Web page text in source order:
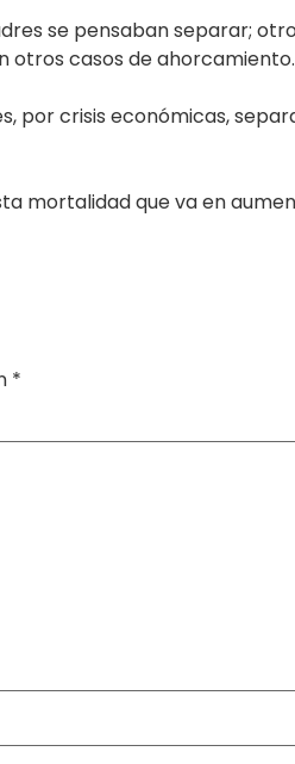
se pensaban separar;
otros casos de ahorcamiento.
por crisis económicas,
mortalidad que va en
*